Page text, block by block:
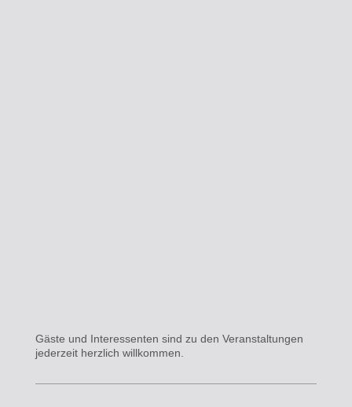
Gäste und Interessenten sind zu den Veranstaltungen
jederzeit herzlich willkommen.